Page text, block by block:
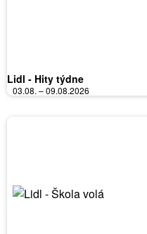
Lidl - Hity týdne
03.08. – 09.08.2026